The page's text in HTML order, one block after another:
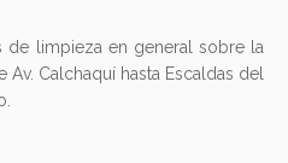
de limpieza en general sobre la
Calchaquí hasta Escaldas del